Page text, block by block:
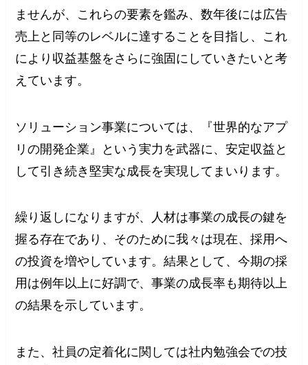
ませんが、これらの要素を鑑み、数年後には広告
売上と同等のレベルに達することを目指し、これ
により収益基盤をさらに強固にしていきたいと考
えています。
ソリューション事業については、『世界的なアプ
リの開発企業』という実力を武器に、安定収益と
して引き続き堅実な成長を実現してまいります。
繰り返しになりますが、人材は事業の成長の鍵を
握る存在であり、そのために我々は現在、採用へ
の投資を増やしています。結果として、今期の採
用は例年以上に好調で、事業の成長率も期待以上
の結果を示しています。
また、社員の定着化に関しては社内勉強会での技